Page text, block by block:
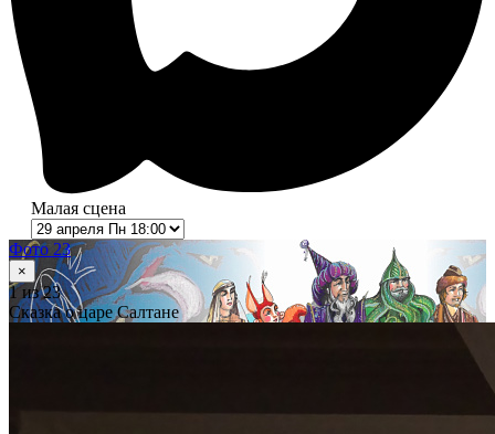
Малая сцена
Фото 23
×
1из 23
Сказка о царе Салтане